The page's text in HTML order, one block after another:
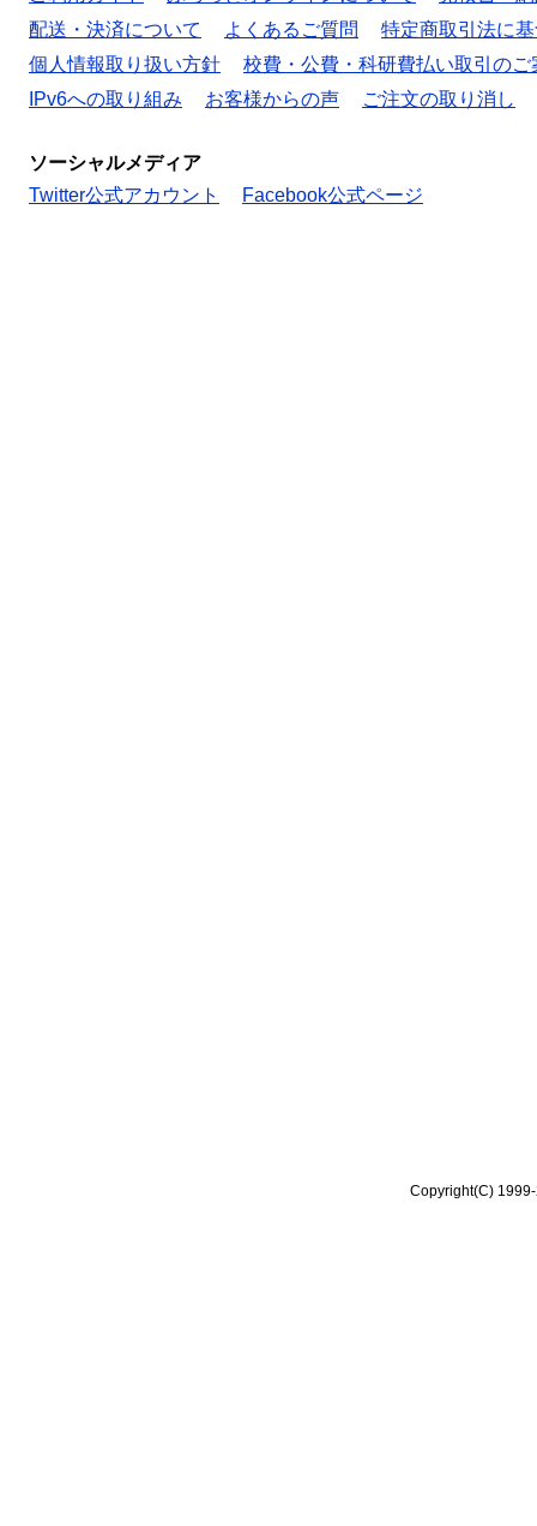
配送・決済について
よくあるご質問
特定商取引法に
個人情報取り扱い方針
校費・公費・科研費払い取引のご
IPv6への取り組み
お客様からの声 ご注文の取り消し
ソーシャルメディア
Twitter公式アカウント
Facebook公式ページ
Copyright(C)